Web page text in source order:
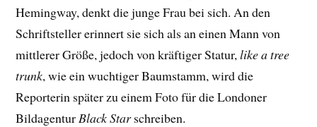
Hemingway, denkt die junge Frau bei sich. An den
Schriftsteller erinnert sie sich als an einen Mann von
mittlerer Größe, jedoch von kräftiger Statur,like a tree
trunk, wie ein wuchtiger Baumstamm, wird die
Reporterin später zu einem Foto für die Londoner
BildagenturBlack Starschreiben.